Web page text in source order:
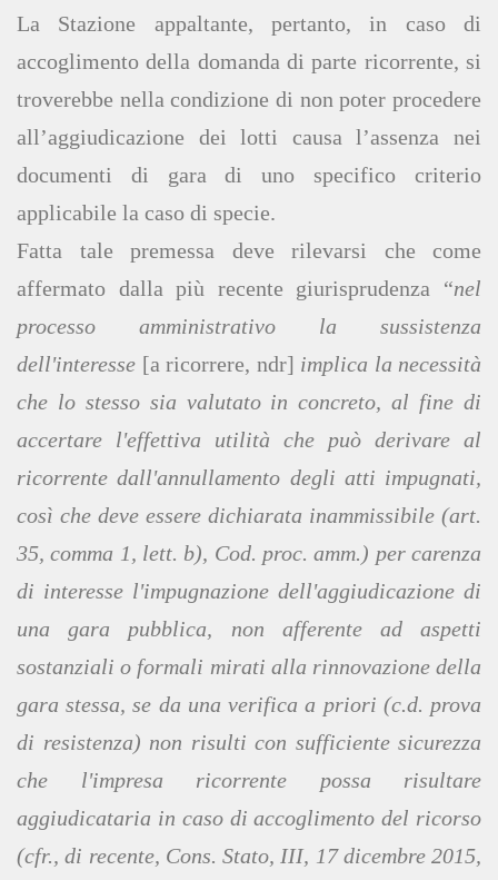
La Stazione appaltante, pertanto, in caso di
accoglimento della domanda di parte ricorrente, si
troverebbe nella condizione di non poter procedere
all’aggiudicazione dei lotti causa l’assenza nei
documenti di gara di uno specifico criterio
applicabile la caso di specie.
Fatta tale premessa deve rilevarsi che come
affermato dalla più recente giurisprudenza “nel
processo amministrativo la sussistenza
dell'interesse [a ricorrere, ndr] implica la necessità
che lo stesso sia valutato in concreto, al fine di
accertare l'effettiva utilità che può derivare al
ricorrente dall'annullamento degli atti impugnati,
così che deve essere dichiarata inammissibile (art.
35, comma 1, lett. b), Cod. proc. amm.) per carenza
di interesse l'impugnazione dell'aggiudicazione di
una gara pubblica, non afferente ad aspetti
sostanziali o formali mirati alla rinnovazione della
gara stessa, se da una verifica a priori (c.d. prova
di resistenza) non risulti con sufficiente sicurezza
che l'impresa ricorrente possa risultare
aggiudicataria in caso di accoglimento del ricorso
(cfr., di recente, Cons. Stato, III, 17 dicembre 2015,